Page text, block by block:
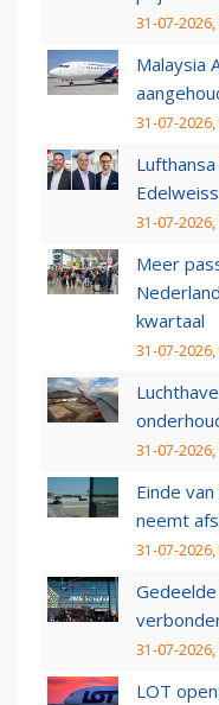
31-07-2026,
Malaysia
31-07-2026,
31-07-2026,
Meer
kwartaal
31-07-2026,
31-07-2026,
Einde
neemt
31-07-2026,
31-07-2026,
LOT